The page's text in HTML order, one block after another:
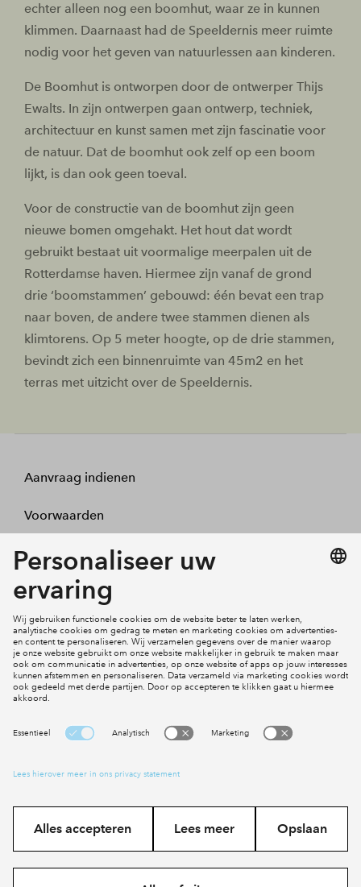
echter alleen nog een boomhut, waar ze in kunnen
klimmen. Daarnaast had de Speeldernis meer ruimte
nodig voor het geven van natuurlessen aan kinderen.
De Boomhut is ontworpen door de ontwerper Thijs
Ewalts. In zijn ontwerpen gaan ontwerp, techniek,
architectuur en kunst samen met zijn fascinatie voor
de natuur. Dat de boomhut ook zelf op een boom
lijkt, is dan ook geen toeval.
Voor de constructie van de boomhut zijn geen
nieuwe bomen omgehakt. Het hout dat wordt
gebruikt bestaat uit voormalige meerpalen uit de
Rotterdamse haven. Hiermee zijn vanaf de grond
drie ‘boomstammen’ gebouwd: één bevat een trap
naar boven, de andere twee stammen dienen als
klimtorens. Op 5 meter hoogte, op de drie stammen,
bevindt zich een binnenruimte van 45m2 en het
terras met uitzicht over de Speeldernis.
Aanvraag indienen
Voorwaarden
Projecten
Inloggen
Cookies
Privacy statement